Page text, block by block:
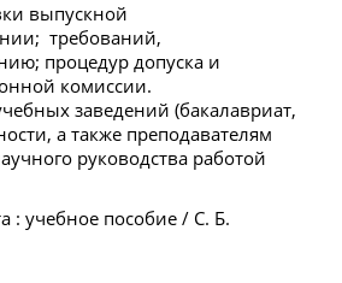
выпускной
требований,
процедур допуска и
комиссии.
заведений (бакалавриат,
а также преподавателям
руководства работой
: учебное пособие / С. Б.